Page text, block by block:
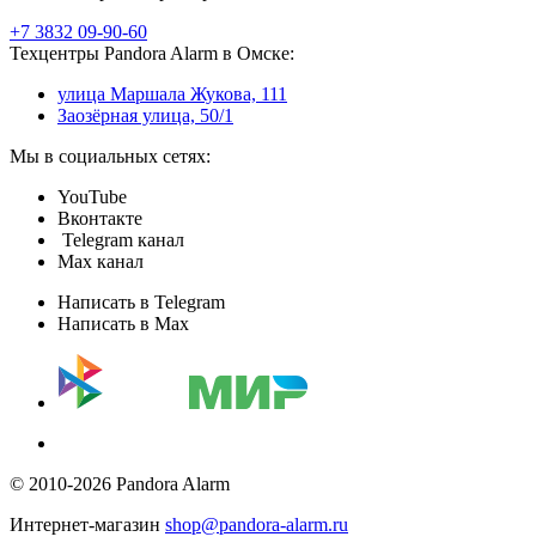
+7 3832 09-90-60
Техцентры Pandora Alarm в Омске:
улица Маршала Жукова, 111
Заозёрная улица, 50/1
Мы в социальных сетях:
YouTube
Вконтакте
Telegram канал
Max канал
Написать в Telegram
Написать в Max
© 2010-2026 Pandora Alarm
Интернет-магазин shop@pandora-alarm.ru